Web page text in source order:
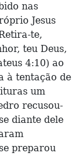
nas
Jesus
te,
teu Deus,
4:10) ao
à tentação de
um
recusou-
diante dele
preparou